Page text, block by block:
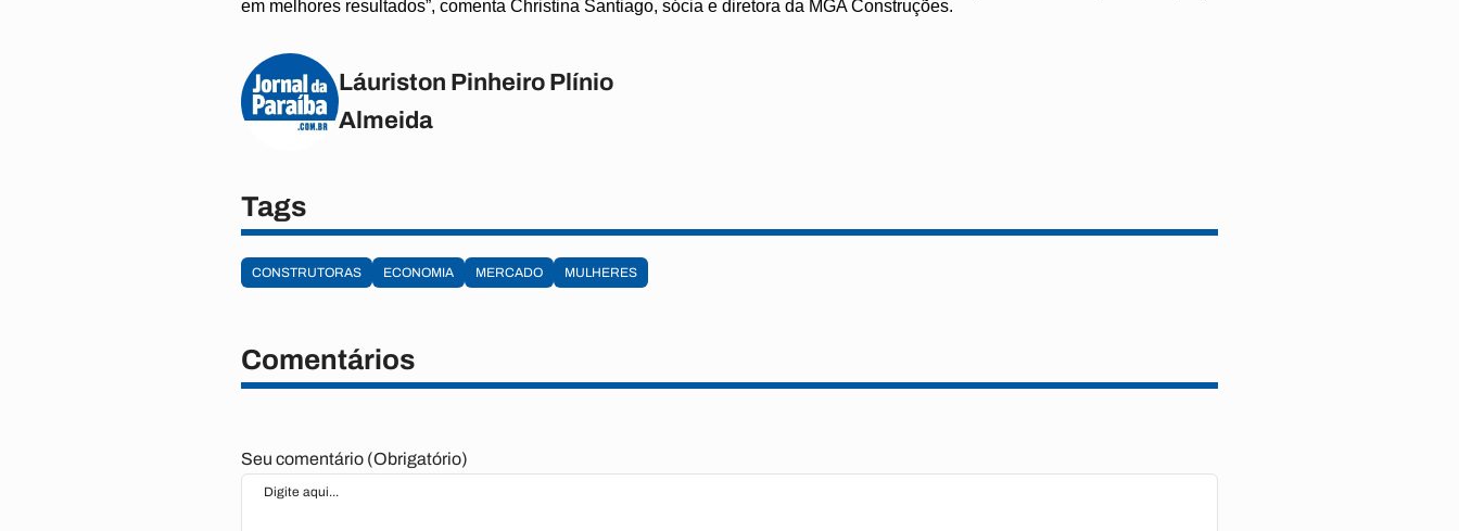
em melhores resultados”, comenta Christina Santiago, sócia e diretora da MGA Construções.
Láuriston Pinheiro Plínio
Almeida
Tags
CONSTRUTORAS ECONOMIA MERCADO MULHERES
Comentários
Seu comentário (Obrigatório)